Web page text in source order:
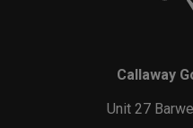
Callaway
Unit 27